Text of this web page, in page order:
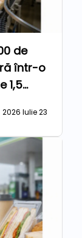
de
într-o
1,5
2026 Iulie 23